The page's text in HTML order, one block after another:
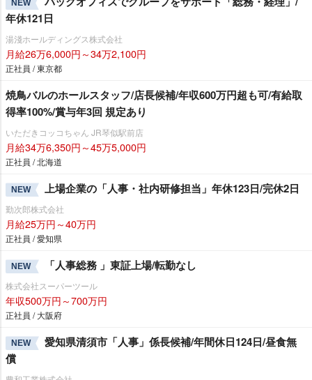
NEW
年休121日
湯淺ホールディングス株式会社
月給26万6,000円～34万2,100円
正社員 / 東京都
焼鳥バルのホールスタッフ/店長候補/年収600万円超も可/有給取
得率100%/賞与年3回 規定あり
いただきコッコちゃん JR琴似駅前店
月給34万6,350円～45万5,000円
正社員 / 北海道
NEW 上場企業の「人事・社内研修担当」年休123日/完休2日
勤次郎株式会社
月給25万円～40万円
正社員 / 愛知県
NEW 「人事総務 」東証上場/転勤なし
株式会社スーパーツール
年収500万円～700万円
正社員 / 大阪府
NEW
愛知県清須市「人事」係長候補/年間休日124日/昼食無
償